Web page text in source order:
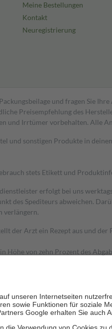
Meine Bestellungen
Kontakt
Neuregistrierung
und fragen Sie
Preisempfehlung des
und Irrtümer vorbehalten. Alle
und sonstigen Produkte in
stets Etikett und
erfolgt bei uns
des Spediteurs abweichen.
verlängern.
der Arzt ein Rezept aus und
Höhe von zehn Prozent des
Apotheken.
Gesundheit zu stärken und
18. Lebensjahr mit Ausnahme
die von der GKV getragen